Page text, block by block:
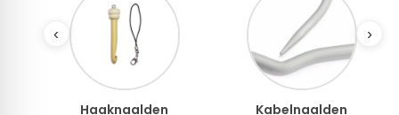
‹ ›
Haaknaalden Kabelnaalden